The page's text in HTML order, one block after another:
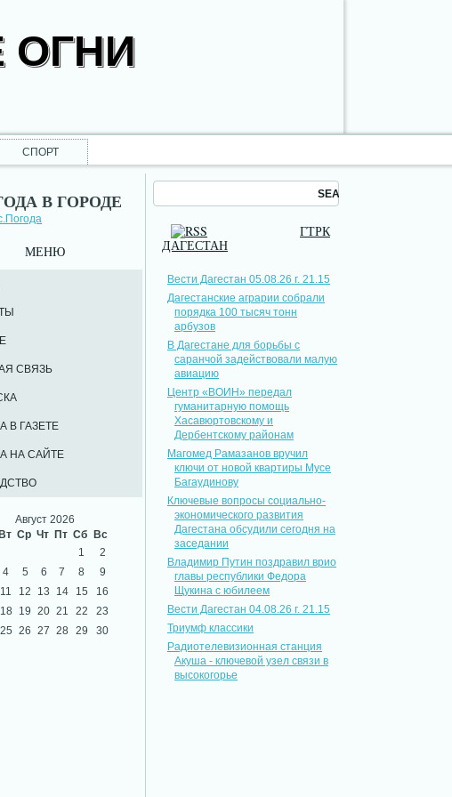
ОГНИ
СПОРТ
В ГОРОДЕ
МЕНЮ
СВЯЗЬ
В ГАЗЕТЕ
НА САЙТЕ
Август 2026
Вт Ср Чт Пт Сб
Вс
1
2
4 5 6 7 8
9
11 12 13 14 15
16
18 19 20 21 22
23
25 26 27 28 29
30
ГТРК
ДАГЕСТАН
Вести Дагестан 05.08.26 г. 21.15
Дагестанские аграрии собрали
порядка 100 тысяч тонн
арбузов
В Дагестане для борьбы с
саранчой задействовали малую
авиацию
Центр «ВОИН» передал
гуманитарную помощь
Хасавюртовскому и
Дербентскому районам
Магомед Рамазанов вручил
ключи от новой квартиры Мусе
Багаудинову
Ключевые вопросы социально-
экономического развития
Дагестана обсудили сегодня на
заседании
Владимир Путин поздравил врио
главы республики Федора
Щукина с юбилеем
Вести Дагестан 04.08.26 г. 21.15
Триумф классики
Радиотелевизионная станция
Акуша - ключевой узел связи в
высокогорье